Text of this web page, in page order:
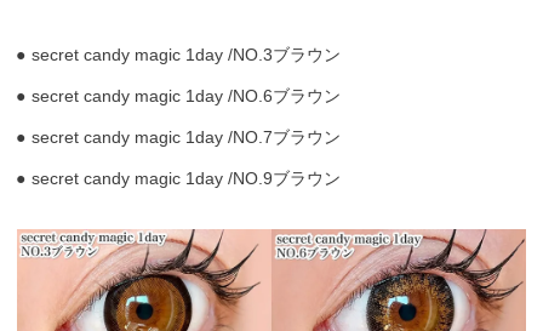
secret candy magic 1day /NO.3ブラウン
secret candy magic 1day /NO.6ブラウン
secret candy magic 1day /NO.7ブラウン
secret candy magic 1day /NO.9ブラウン